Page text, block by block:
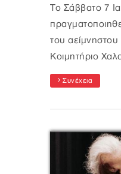
To Σάββατο 7
του
Κοιμητήριο
Συνέχεια